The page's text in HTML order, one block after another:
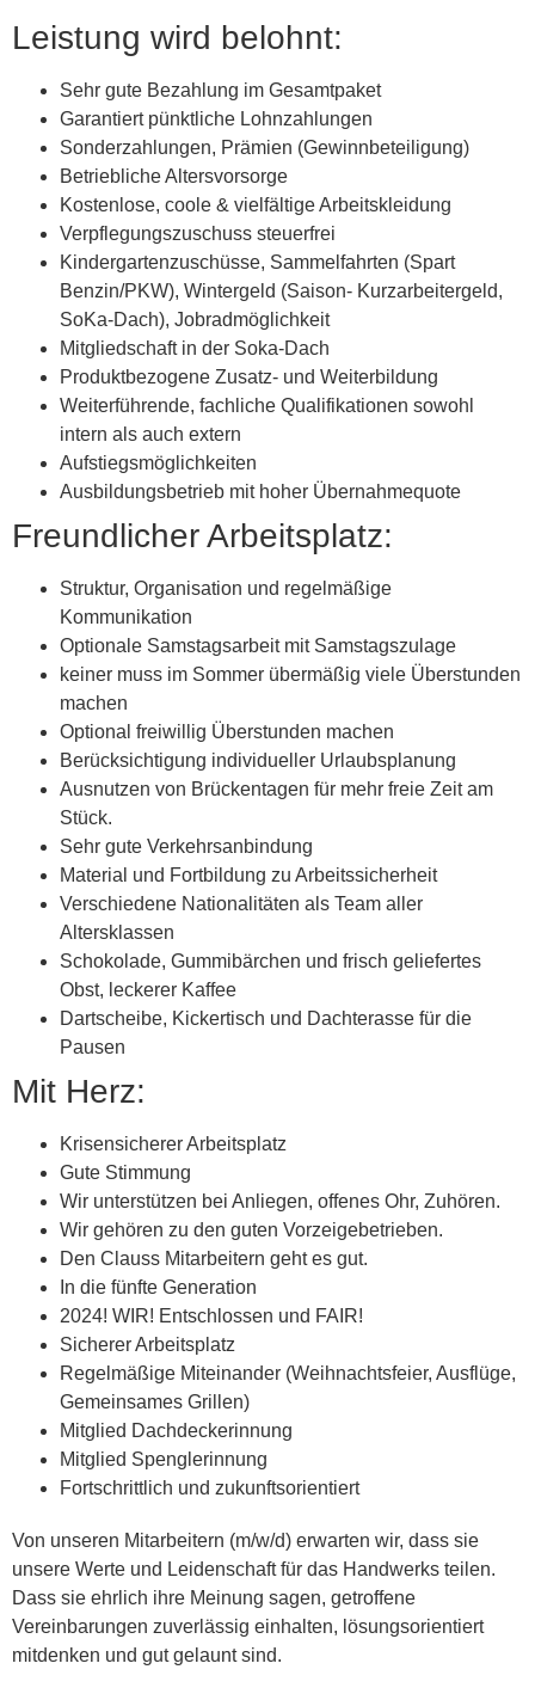
Leistung wird belohnt:
Sehr gute Bezahlung im Gesamtpaket
Garantiert pünktliche Lohnzahlungen
Sonderzahlungen, Prämien (Gewinnbeteiligung)
Betriebliche Altersvorsorge
Kostenlose, coole & vielfältige Arbeitskleidung
Verpflegungszuschuss steuerfrei
Kindergartenzuschüsse, Sammelfahrten (Spart
Benzin/PKW), Wintergeld (Saison- Kurzarbeitergeld,
SoKa-Dach), Jobradmöglichkeit
Mitgliedschaft in der Soka-Dach
Produktbezogene Zusatz- und Weiterbildung
Weiterführende, fachliche Qualifikationen sowohl
intern als auch extern
Aufstiegsmöglichkeiten
Ausbildungsbetrieb mit hoher Übernahmequote
Freundlicher Arbeitsplatz:
Struktur, Organisation und regelmäßige
Kommunikation
Optionale Samstagsarbeit mit Samstagszulage
keiner muss im Sommer übermäßig viele Überstunden
machen
Optional freiwillig Überstunden machen
Berücksichtigung individueller Urlaubsplanung
Ausnutzen von Brückentagen für mehr freie Zeit am
Stück.
Sehr gute Verkehrsanbindung
Material und Fortbildung zu Arbeitssicherheit
Verschiedene Nationalitäten als Team aller
Altersklassen
Schokolade, Gummibärchen und frisch geliefertes
Obst, leckerer Kaffee
Dartscheibe, Kickertisch und Dachterasse für die
Pausen
Mit Herz:
Krisensicherer Arbeitsplatz
Gute Stimmung
Wir unterstützen bei Anliegen, offenes Ohr, Zuhören.
Wir gehören zu den guten Vorzeigebetrieben.
Den Clauss Mitarbeitern geht es gut.
In die fünfte Generation
2024! WIR! Entschlossen und FAIR!
Sicherer Arbeitsplatz
Regelmäßige Miteinander (Weihnachtsfeier, Ausflüge,
Gemeinsames Grillen)
Mitglied Dachdeckerinnung
Mitglied Spenglerinnung
Fortschrittlich und zukunftsorientiert
Von unseren Mitarbeitern (m/w/d) erwarten wir, dass sie
unsere Werte und Leidenschaft für das Handwerks teilen.
Dass sie ehrlich ihre Meinung sagen, getroffene
Vereinbarungen zuverlässig einhalten, lösungsorientiert
mitdenken und gut gelaunt sind.